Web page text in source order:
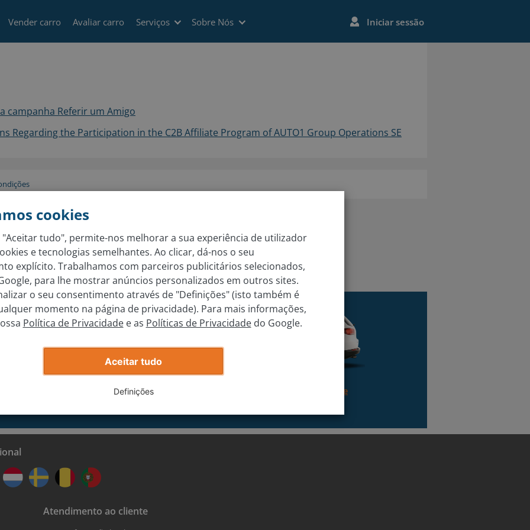
Vender carro Avaliar carro Serviços Sobre Nós Iniciar sessão
campanha Referir um Amigo
Regarding the Participation in the C2B Affiliate Program of AUTO1 Group Operations SE
a nossa newsletter
especialistas sobre carros
Registrar
com os termos e condições gerais
declaração de privacidade de
Atendimento ao cliente
cookies
"Aceitar tudo", permite-nos melhorar a sua experiência de utilizador
e tecnologias semelhantes. Ao clicar, dá-nos o seu
explícito. Trabalhamos com parceiros publicitários selecionados,
para lhe mostrar anúncios personalizados em outros sites.
o seu consentimento através de "Definições" (isto também é
momento na página de privacidade). Para mais informações,
Política de Privacidadee as Políticas de Privacidadedo Google.
Aceitar tudo
Definições